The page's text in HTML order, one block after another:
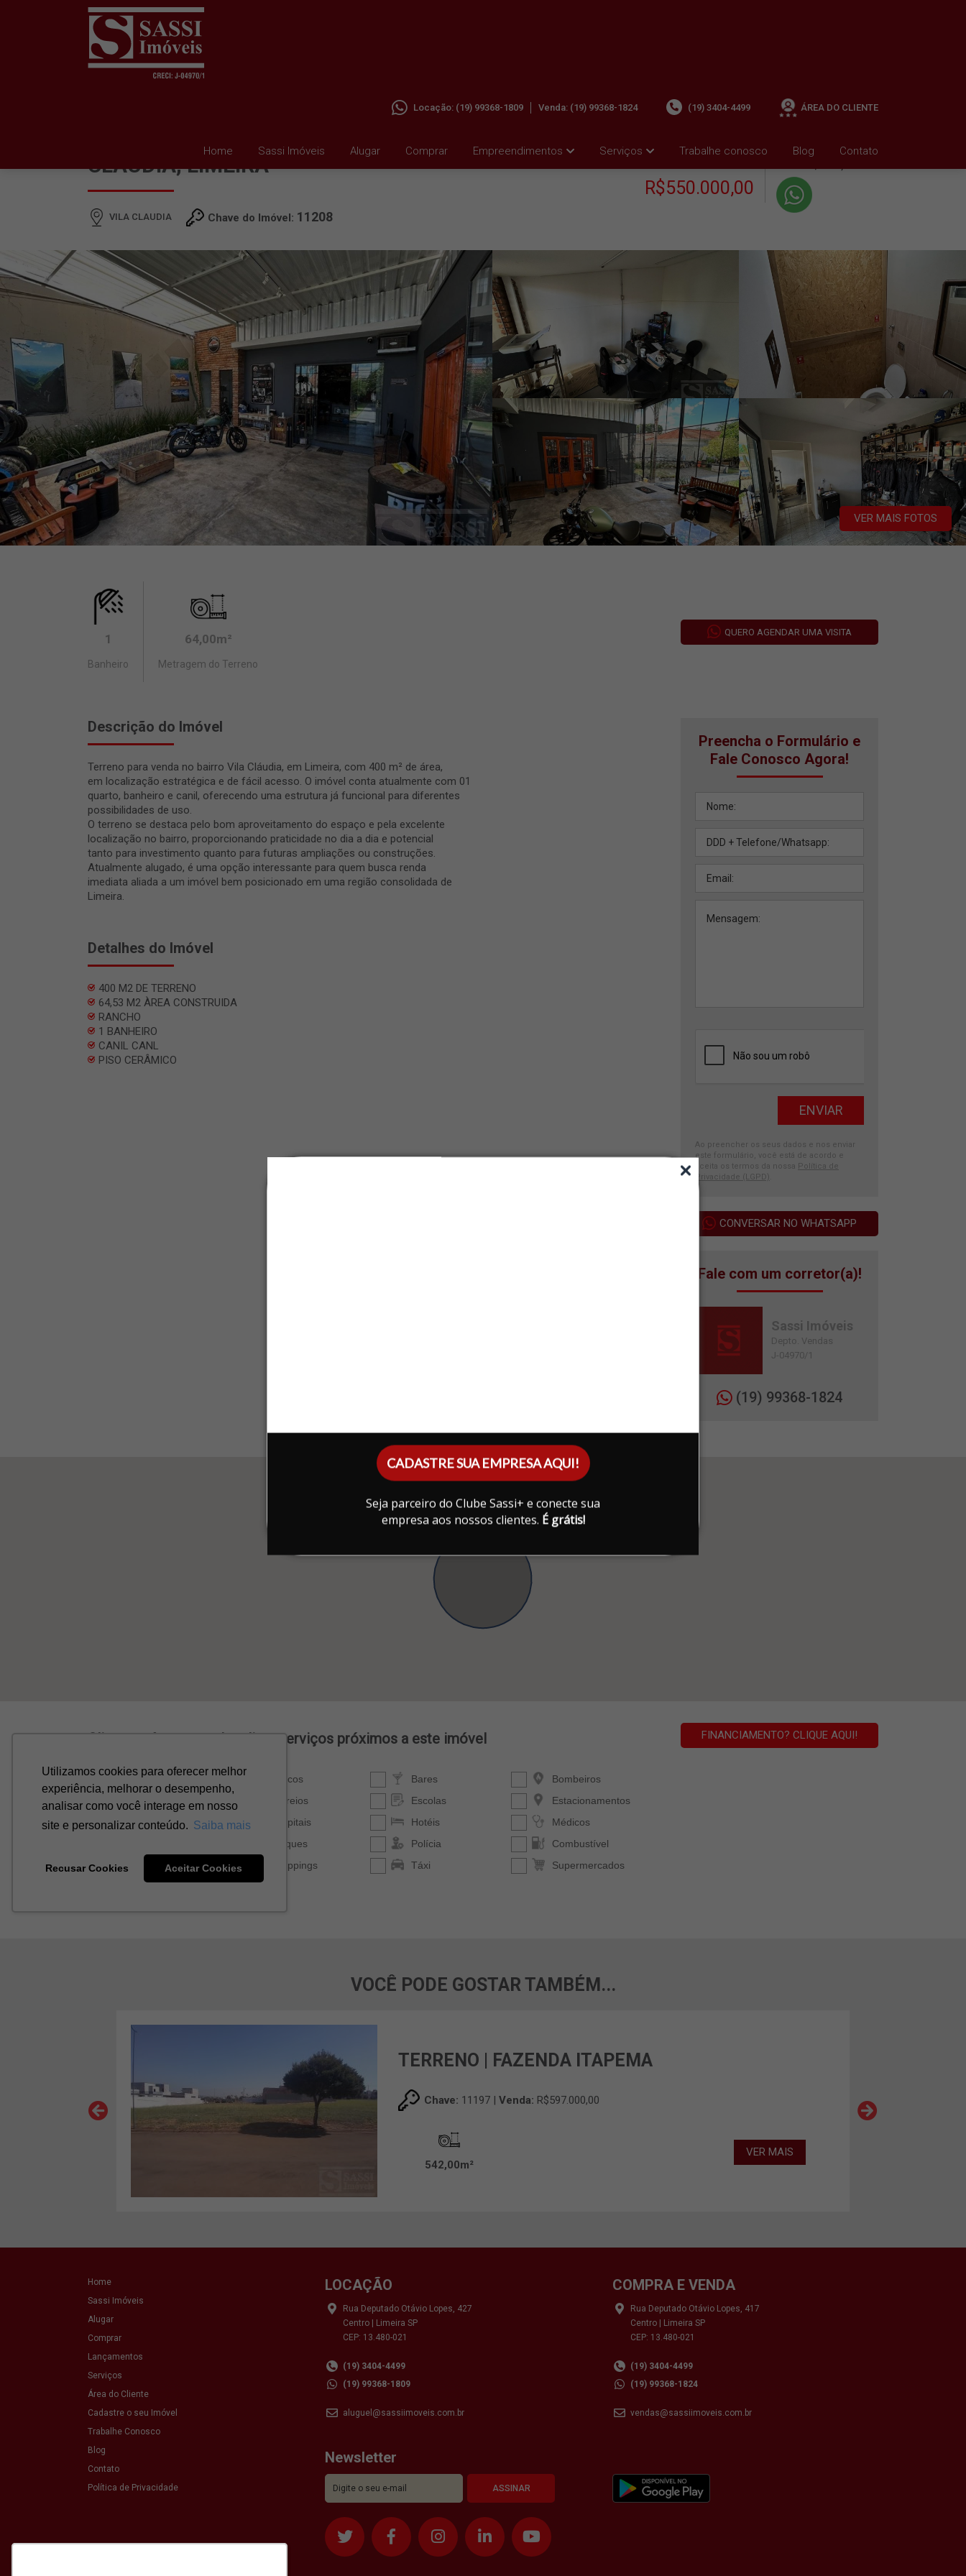
CADASTRE SUA EMPRESA AQUI!
Seja parceiro do Clube Sassi+ e conecte sua
empresa aos nossos clientes. É grátis!
Home Sassi Imóveis Alugar Comprar Empreendimentos Serviços Trabalhe conosco Blog Contato
Locação: (19) 99368-1809 Venda: (19) 99368-1824 (19) 3404-4499 ÁREA DO CLIENTE
CLAUDIA, LIMEIRA
VILA CLAUDIA Chave do Imóvel: 11208
R$550.000,00
+ Condomínio R$0,00
VER MAIS FOTOS
1
Banheiro
64,00m²
Metragem do Terreno
QUERO AGENDAR UMA VISITA
Descrição do Imóvel
Terreno para venda no bairro Vila Cláudia, em Limeira, com 400 m² de área,
em localização estratégica e de fácil acesso. O imóvel conta atualmente com 01
quarto, banheiro e canil, oferecendo uma estrutura já funcional para diferentes
possibilidades de uso.
O terreno se destaca pelo bom aproveitamento do espaço e pela excelente
localização no bairro, proporcionando praticidade no dia a dia e potencial
tanto para investimento quanto para futuras ampliações ou construções.
Atualmente alugado, é uma opção interessante para quem busca renda
imediata aliada a um imóvel bem posicionado em uma região consolidada de
Limeira.
Detalhes do Imóvel
400 M2 DE TERRENO
64,53 M2 ÀREA CONSTRUIDA
RANCHO
1 BANHEIRO
CANIL CANL
PISO CERÂMICO
Preencha o Formulário e
Fale Conosco Agora!
Ao preencher os seus dados e nos enviar
este formulário, você está de acordo e
aceita os termos da nossa
Política de
Privacidade (LGPD)
CONVERSAR NO WHATSAPP
Fale com um corretor(a)!
Sassi Imóveis
Depto. Vendas
J-04970/1
(19) 99368-1824
VOCÊ PODE GOSTAR TAMBÉM...
TERRENO | FAZENDA ITAPEMA
Chave: 11197 |Venda: R$597.000,00
542,00m²
VER MAIS
Home
Sassi Imóveis
Alugar
Comprar
Lançamentos
Serviços
Área do Cliente
Cadastre o seu Imóvel
Trabalhe Conosco
Blog
Contato
Política de Privacidade
LOCAÇÃO
Rua Deputado Otávio Lopes, 427
Centro | Limeira SP
CEP: 13.480-021
(19) 3404-4499
(19) 99368-1809
aluguel@sassiimoveis.com.br
COMPRA E VENDA
Rua Deputado Otávio Lopes, 417
Centro | Limeira SP
CEP: 13.480-021
(19) 3404-4499
(19) 99368-1824
vendas@sassiimoveis.com.br
Newsletter